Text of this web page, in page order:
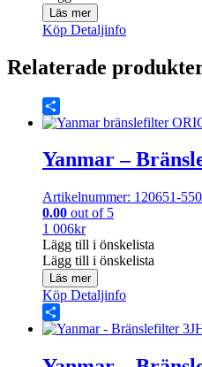
Läs mer
Köp Detaljinfo
Relaterade
Share
Yanmar –
Artikelnummer: 120651-
0.00 out of 5
1 006kr
Lägg till i önskelista
Lägg till i önskelista
Läs mer
Köp Detaljinfo
Share